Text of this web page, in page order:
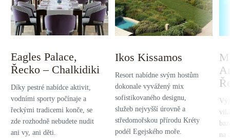
Eagles Palace,
Řecko – Chalkidiki
Díky pestré nabídce aktivit,
vodními sporty počínaje a
řeckými tradicemi konče, se
zde rozhodně nebudete nudit
ani vy, ani děti.
Ikos Kissamos
Resort nabídne svým hostům
dokonale vyvážený mix
sofistikovaného designu,
služeb nejvyšší úrovně a
středomořskou přírodu Kréty
podél Egejského moře.
na